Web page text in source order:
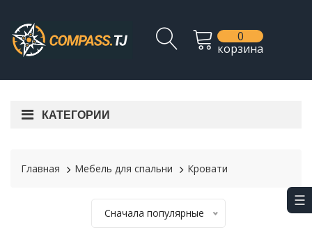
0
корзина
КАТЕГОРИИ
Главная Мебель для спальни Кровати
Сначала популярные